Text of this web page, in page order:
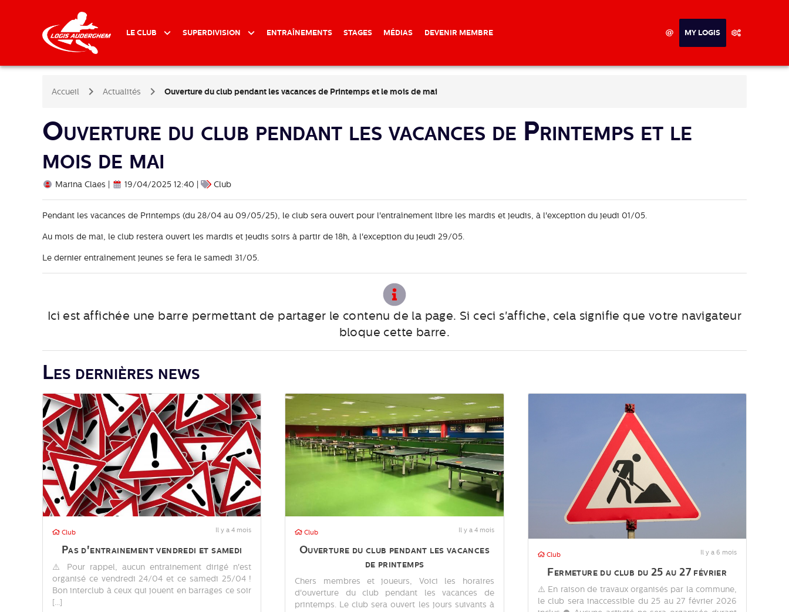
LE CLUB SUPERDIVISION ENTRAÎNEMENTS STAGES MÉDIAS DEVENIR MEMBRE MY LOGIS
Accueil Actualités Ouverture du club pendant les vacances de Printemps et le mois de mai
Ouverture du club pendant les vacances de Printemps et le
mois de mai
Marina Claes | 19/04/2025 12:40 | Club
Pendant les vacances de Printemps (du 28/04 au 09/05/25), le club sera ouvert pour l'entraînement libre les mardis et jeudis, à l'exception du jeudi 01/05.
Au mois de mai, le club restera ouvert les mardis et jeudis soirs à partir de 18h, à l'exception du jeudi 29/05.
Le dernier entraînement jeunes se fera le samedi 31/05.
Ici est affichée une barre permettant de partager le contenu de la page. Si ceci s'affiche, cela signifie que votre navigateur
bloque cette barre.
Les dernières news
Il y a 4 mois
Club
Pas d'entrainement vendredi et samedi
⚠️ Pour rappel, aucun entrainement dirigé n'est
organisé ce vendredi 24/04 et ce samedi 25/04 !
Bon interclub à ceux qui jouent en barrages ce soir
[...]
Il y a 4 mois
Club
Ouverture du club pendant les vacances
de printemps
Chers membres et joueurs, Voici les horaires
d'ouverture du club pendant les vacances de
printemps. Le club sera ouvert les jours suivants à
Il y a 6 mois
Club
Fermeture du club du 25 au 27 février
⚠️ En raison de travaux organisés par la commune,
le club sera inaccessible du 25 au 27 février 2026